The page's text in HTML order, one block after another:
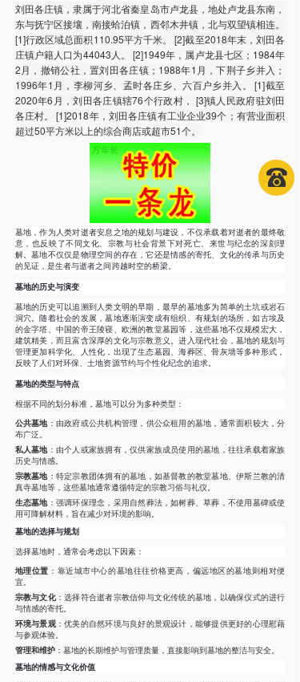
刘田各庄镇，隶属于河北省秦皇岛市卢龙县，地处卢龙县东南，
东与抚宁区接壤，南接蛤泊镇，西邻木井镇，北与双望镇相连。
[1]行政区域总面积110.95平方千米。 [2]截至2018年末，刘田各
庄镇户籍人口为44043人。 [2]1949年，属卢龙县七区；1984年
2月，撤销公社，置刘田各庄镇；1988年1月，下荆子乡并入；
1996年1月，李柳河乡、孟时各庄乡、六百户乡并入。 [1]截至
2020年6月，刘田各庄镇辖76个行政村， [3]镇人民政府驻刘田
各庄村。 [1]2018年，刘田各庄镇有工业企业39个；有营业面积
超过50平方米以上的综合商店或超市51个。
墓地，作为人类对逝者安息之地的规划与建设，不仅承载着对逝者的最终敬
意，也反映了不同文化、宗教与社会背景下对死亡、来世与纪念的深刻理
解。墓地不仅仅是物理空间的存在，它还是情感的寄托、文化的传承与历史
的见证，是生者与逝者之间跨越时空的桥梁。
墓地的历史与演变
墓地的历史可以追溯到人类文明的早期，最早的墓地多为简单的土坑或岩石
洞穴。随着社会的发展，墓地逐渐演变成有组织、有规划的场所，如古埃及
的金字塔、中国的帝王陵寝、欧洲的教堂墓园等，这些墓地不仅规模宏大，
建筑精美，而且富含深厚的文化与宗教意义。进入现代社会，墓地的规划与
管理更加科学化、人性化，出现了生态墓园、海葬区、骨灰墙等多种形式，
反映了人们对环保、土地资源节约与个性化纪念的追求。
墓地的类型与特点
根据不同的划分标准，墓地可以分为多种类型：
公共墓地：由政府或公共机构管理，供公众租用的墓地，通常面积较大，分
布广泛。
私人墓地：由个人或家族拥有，仅供家族成员使用的墓地，往往承载着家族
历史与情感。
宗教墓地：特定宗教团体拥有的墓地，如基督教的教堂墓地、伊斯兰教的清
真寺墓地等，这些墓地通常遵循特定的宗教习俗与礼仪。
生态墓地：强调环保理念，采用自然葬法，如树葬、草葬，不使用墓碑或使
用可降解材料，旨在减少对环境的影响。
墓地的选择与规划
选择墓地时，通常会考虑以下因素：
地理位置 ：靠近城市中心的墓地往往价格更高，偏远地区的墓地则相对便
宜。
宗教与文化：选择符合逝者宗教信仰与文化传统的墓地，以确保仪式的进行
与情感的寄托。
环境与景观：优美的自然环境与良好的景观设计，能够提供更好的心理慰藉
与参观体验。
管理和维护：墓地的长期维护与管理质量，直接影响到墓地的整洁与安全。
墓地的情感与文化价值